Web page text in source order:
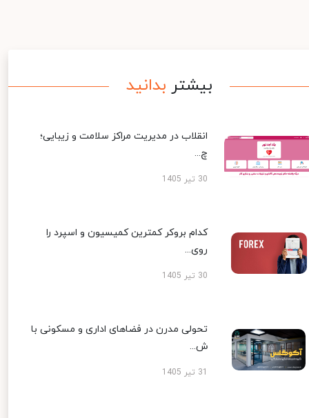
بیشتر بدانید
انقلاب در مدیریت مراکز سلامت و زیبایی؛
چ...
30 تیر 1405
کدام بروکر کمترین کمیسیون و اسپرد را
روی...
30 تیر 1405
تحولی مدرن در فضاهای اداری و مسکونی با
ش...